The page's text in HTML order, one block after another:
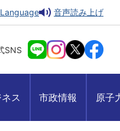
音声読み上げ
SNS
ス 市政情報 原子